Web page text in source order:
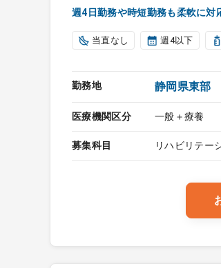
週4日勤務や時短勤務も柔軟に
当直なし 週4以下
勤務地 静岡県東部
医療機関区分 一般＋療養
募集科目 リハビリテー